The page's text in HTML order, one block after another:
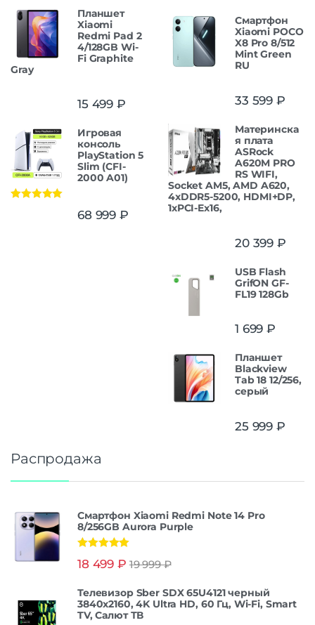
Планшет
Xiaomi
Redmi Pad 2
4/128GB Wi-
Fi Graphite
Gray
15 499 ₽
Игровая
консоль
PlayStation 5
Slim (CFI-
2000 A01)
68 999 ₽
Смартфон
Xiaomi POCO
X8 Pro 8/512
Mint Green
RU
33 599 ₽
Материнска
я плата
ASRock
A620M PRO
RS WIFI,
Socket AM5, AMD A620,
4xDDR5-5200, HDMI+DP,
1xPCI-Ex16,
20 399 ₽
USB Flash
GrifON GF-
FL19 128Gb
1 699 ₽
Планшет
Blackview
Tab 18 12/256,
серый
25 999 ₽
Распродажа
Смартфон Xiaomi Redmi Note 14 Pro
8/256GB Aurora Purple
из 5
18 499 ₽ 19 999₽
Телевизор Sber SDX 65U4121 черный
3840x2160, 4K Ultra HD, 60 Гц, Wi-Fi, Smart
TV, Салют ТВ